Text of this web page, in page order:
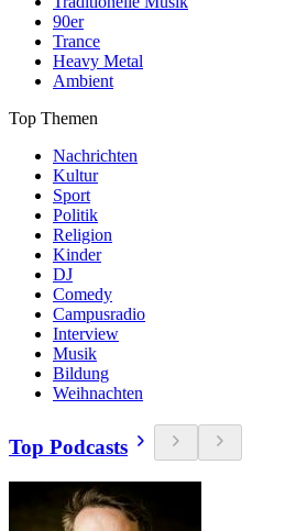
90er
Trance
Heavy Metal
Ambient
Top Themen
Nachrichten
Kultur
Sport
Politik
Religion
Kinder
DJ
Comedy
Campusradio
Interview
Musik
Bildung
Weihnachten
Top Podcasts